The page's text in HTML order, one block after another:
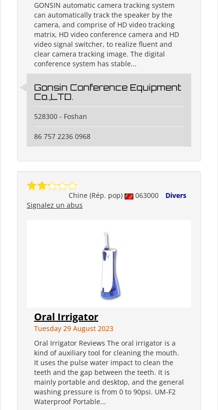
GONSIN automatic camera tracking system
can automatically track the speaker by the
camera, and comprise of HD video tracking
matrix, HD video conference camera and HD
video signal switcher, to realize fluent and
clear camera tracking image. The digital
conference system has stable...
Gonsin Conference Equipment
Co.,LTD.
528300 - Foshan
86 757 2236 0968
Chine (Rép. pop) 063000
Divers
Signalez un abus
Oral Irrigator
Tuesday 29 August 2023
Oral Irrigator Reviews The oral irrigator is a
kind of auxiliary tool for cleaning the mouth.
It uses the pulse water impact to clean the
teeth and the gap between the teeth. It is
mainly portable and desktop, and the general
washing pressure is from 0 to 90psi. UM-F2
Waterproof Portable...